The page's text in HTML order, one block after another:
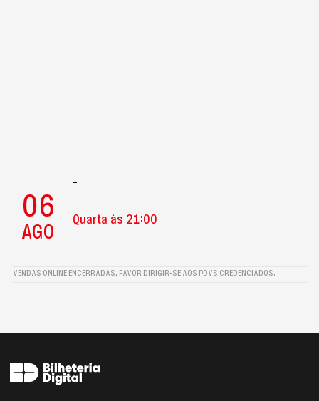
06
AGO
-
Quarta às 21:00
VENDAS ONLINE ENCERRADAS, FAVOR DIRIGIR-SE AOS PDVS CREDENCIADOS.